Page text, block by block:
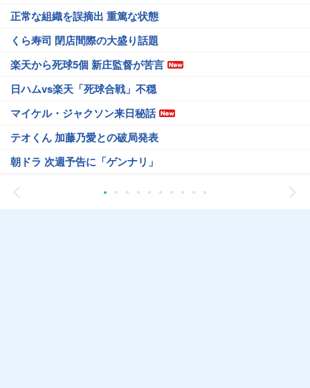
正常な組織を誤摘出 重篤な状態
くら寿司 閉店間際の大盛り話題
楽天から死球5個 新庄監督が苦言
日ハムvs楽天「死球合戦」不穏
マイケル・ジャクソン来日秘話
テオくん 加藤乃愛との破局発表
朝ドラ 次週予告に「ゲンナリ」